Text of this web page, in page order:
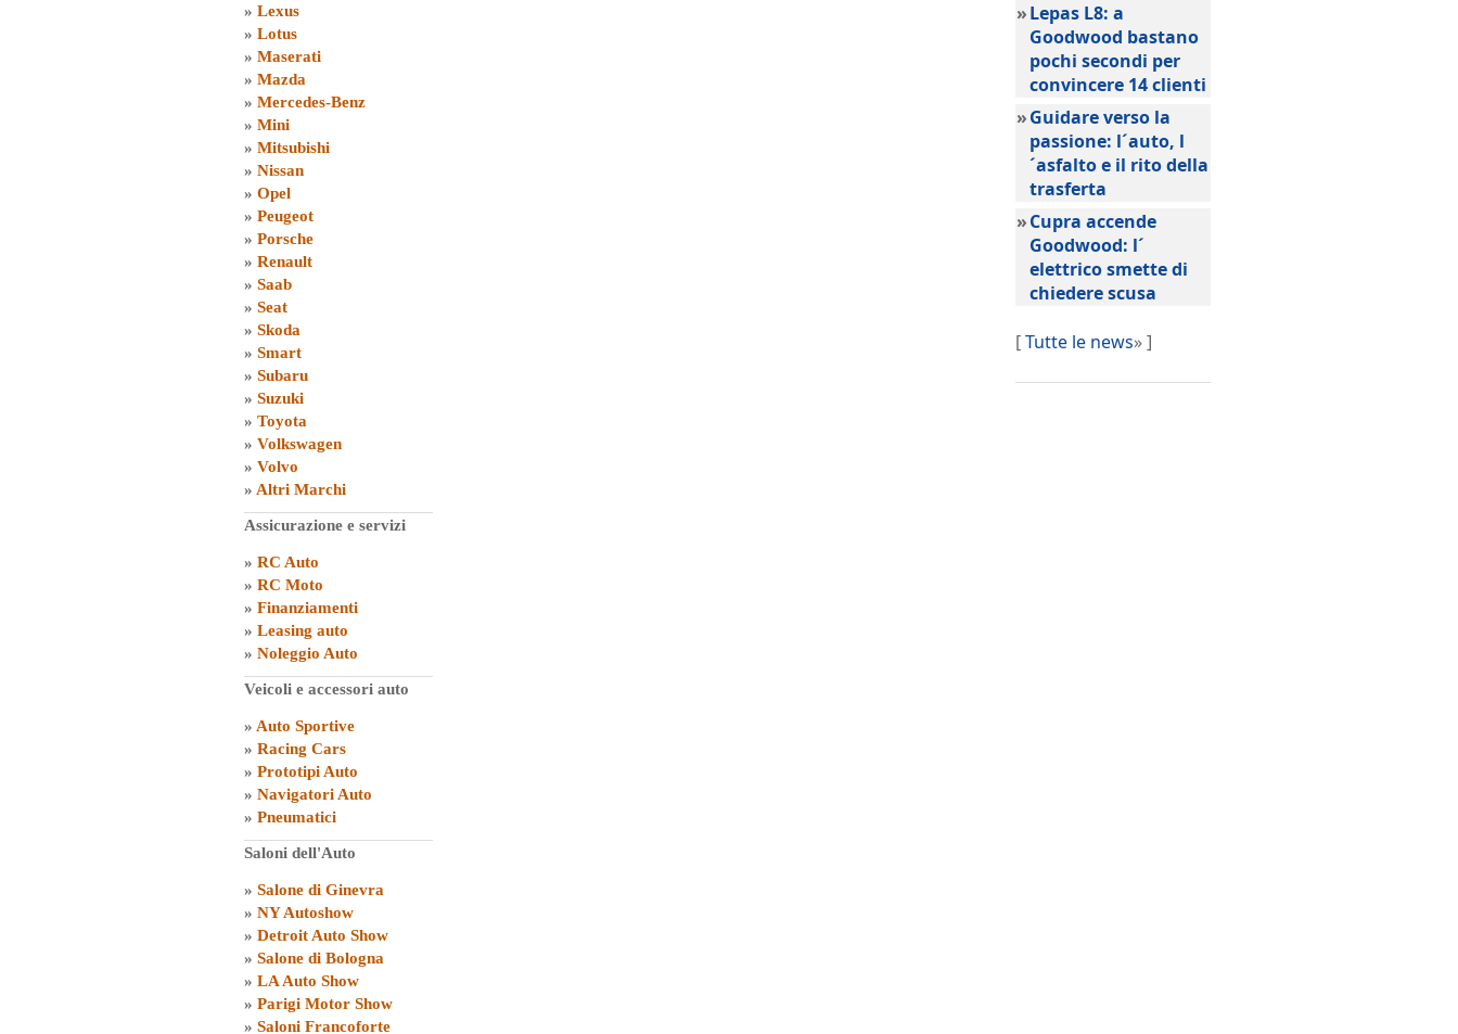
» Lexus
» Lotus
» Maserati
» Mazda
» Mercedes-Benz
» Mini
» Mitsubishi
» Nissan
» Opel
» Peugeot
» Porsche
» Renault
» Saab
» Seat
» Skoda
» Smart
» Subaru
» Suzuki
» Toyota
» Volkswagen
» Volvo
» Altri Marchi
Assicurazione e servizi
» RC Auto
» RC Moto
» Finanziamenti
» Leasing auto
» Noleggio Auto
Veicoli e accessori auto
» Auto Sportive
» Racing Cars
» Prototipi Auto
» Navigatori Auto
» Pneumatici
Saloni dell'Auto
» Salone di Ginevra
» NY Autoshow
» Detroit Auto Show
» Salone di Bologna
» LA Auto Show
» Parigi Motor Show
» Saloni Francoforte
»Lepas L8: a
Goodwood bastano
pochi secondi per
convincere 14 clienti
»Guidare verso la
passione: l´auto, l
´asfalto e il rito della
trasferta
»Cupra accende
Goodwood: l´
elettrico smette di
chiedere scusa
[Tutte le news» ]